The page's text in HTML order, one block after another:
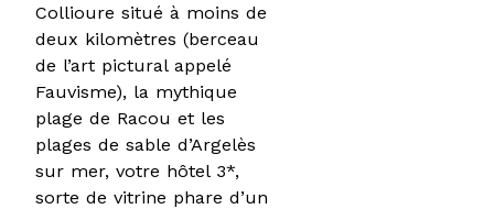
Collioure situé à moins de
deux kilomètres (berceau
de l’art pictural appelé
Fauvisme), la mythique
plage de Racou et les
plages de sable d’Argelès
sur mer, votre hôtel 3*,
sorte de vitrine phare d’un